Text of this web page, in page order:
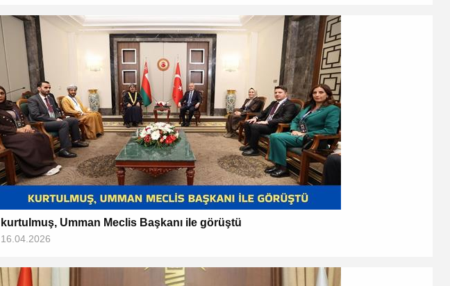
kurtulmuş, Umman Meclis Başkanı ile görüştü
16.04.2026